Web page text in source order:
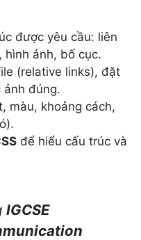
được yêu cầu: liên
ảnh, bố cục.
(relative links), đặt
đúng.
màu, khoảng cách,
để hiểu cấu trúc và
IGCSE